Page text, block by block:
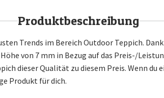
Produktbeschreibung
Trends im Bereich Outdoor Teppich.
von 7 mm in Bezug auf das Preis-/
dieser Qualität zu diesem Preis. Wenn
Produkt für dich.